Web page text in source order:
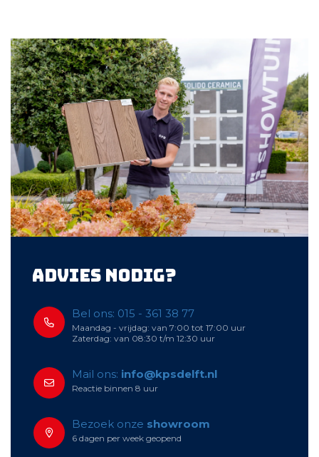
Advies nodig?
Bel ons: 015 - 361 38 77
Maandag - vrijdag: van 7:00 tot 17:00 uur
Zaterdag: van 08:30 t/m 12:30 uur
Mail ons: info@kpsdelft.nl
Reactie binnen 8 uur
Bezoek onze showroom
6 dagen per week geopend